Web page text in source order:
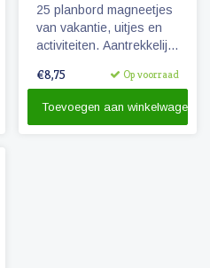
25 planbord magneetjes
van vakantie, uitjes en
activiteiten. Aantrekkelijk
pictogrammen.
€8,75 Op voorraad
Toevoegen aan winkelwagen